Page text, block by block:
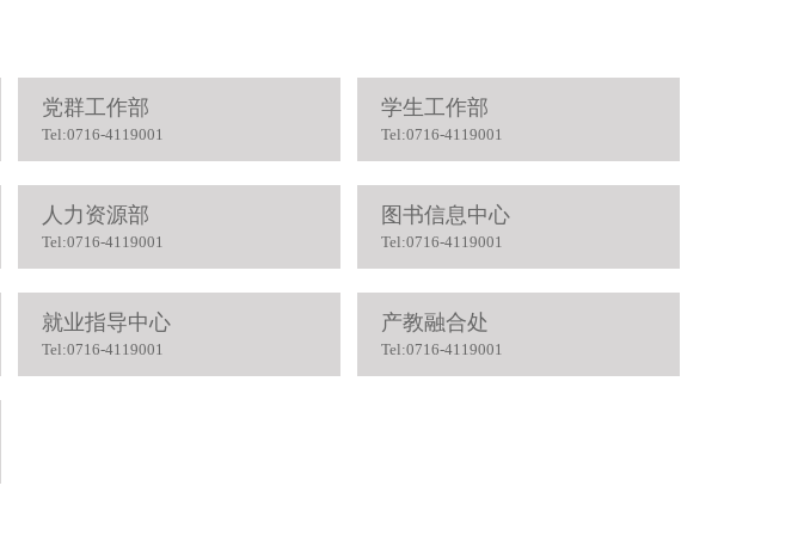
党群工作部
Tel:0716-4119001
学生工作部
Tel:0716-4119001
人力资源部
Tel:0716-4119001
图书信息中心
Tel:0716-4119001
就业指导中心
Tel:0716-4119001
产教融合处
Tel:0716-4119001